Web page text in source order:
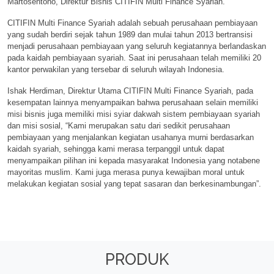
CITIFIN Multi Finance Syariah adalah sebuah perusahaan pembiayaan
yang sudah berdiri sejak tahun 1989 dan mulai tahun 2013 bertransisi
menjadi perusahaan pembiayaan yang seluruh kegiatannya berlandaskan
pada kaidah pembiayaan syariah. Saat ini perusahaan telah memiliki 20
kantor perwakilan yang tersebar di seluruh wilayah Indonesia.
Ishak Herdiman, Direktur Utama CITIFIN Multi Finance Syariah, pada
kesempatan lainnya menyampaikan bahwa perusahaan selain memiliki
misi bisnis juga memiliki misi syiar dakwah sistem pembiayaan syariah
dan misi sosial, “Kami merupakan satu dari sedikit perusahaan
pembiayaan yang menjalankan kegiatan usahanya murni berdasarkan
kaidah syariah, sehingga kami merasa terpanggil untuk dapat
menyampaikan pilihan ini kepada masyarakat Indonesia yang notabene
mayoritas muslim. Kami juga merasa punya kewajiban moral untuk
melakukan kegiatan sosial yang tepat sasaran dan berkesinambungan”.
PRODUK